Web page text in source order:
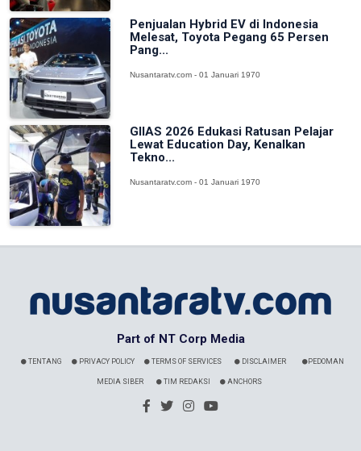
Penjualan Hybrid EV di Indonesia
Melesat, Toyota Pegang 65 Persen
Pang...
Nusantaratv.com - 01 Januari 1970
GIIAS 2026 Edukasi Ratusan Pelajar
Lewat Education Day, Kenalkan
Tekno...
Nusantaratv.com - 01 Januari 1970
Part of NT Corp Media
TENTANG PRIVACY POLICY TERMS OF SERVICES DISCLAIMER PEDOMAN
MEDIA SIBER TIM REDAKSI ANCHORS